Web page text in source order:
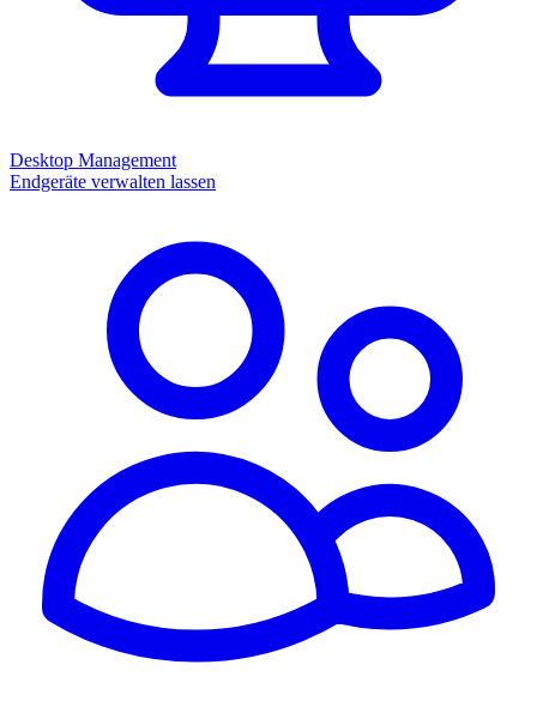
Desktop Management
Endgeräte verwalten lassen